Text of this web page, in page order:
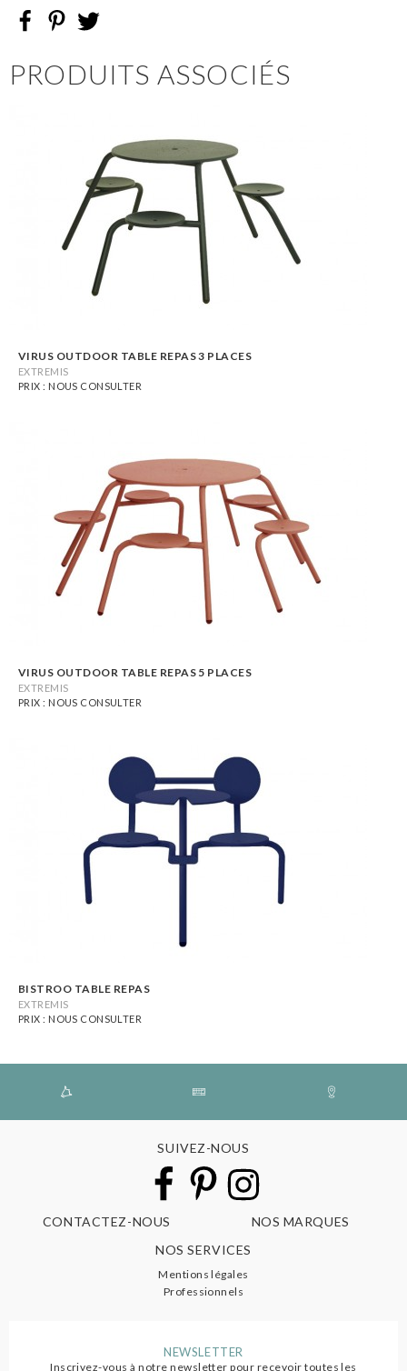
PRODUITS ASSOCIÉS
VIRUS OUTDOOR TABLE REPAS 3 PLACES
EXTREMIS
PRIX : NOUS CONSULTER
VIRUS OUTDOOR TABLE REPAS 5 PLACES
EXTREMIS
PRIX : NOUS CONSULTER
BISTROO TABLE REPAS
EXTREMIS
PRIX : NOUS CONSULTER
SUIVEZ-NOUS
CONTACTEZ-NOUS
NOS MARQUES
NOS SERVICES
Mentions légales
Professionnels
NEWSLETTER
Inscrivez-vous à notre newsletter pour recevoir toutes les